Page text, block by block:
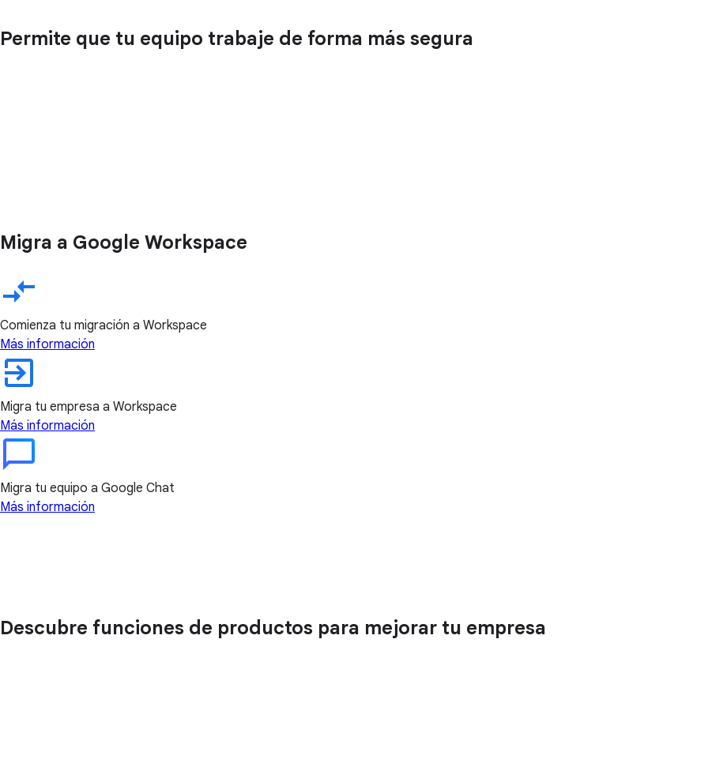
Permite que tu equipo trabaje de forma más segura
Migra a Google Workspace
Comienza tu migración a Workspace
Más información
Migra tu empresa a Workspace
Más información
Migra tu equipo a Google Chat
Más información
Descubre funciones de productos para mejorar tu empresa